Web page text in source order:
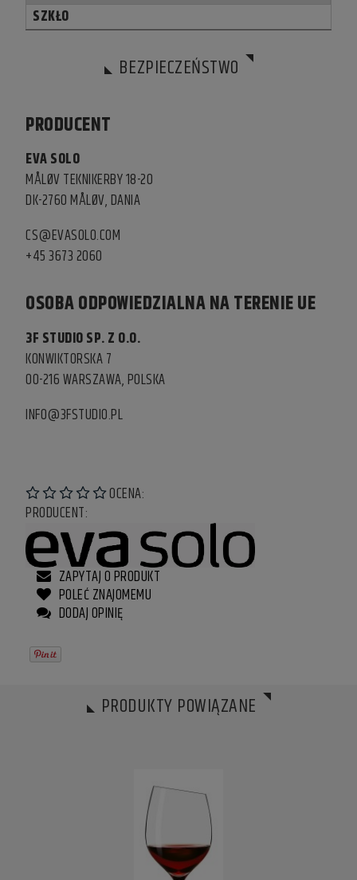
SZKŁO
BEZPIECZEŃSTWO
PRODUCENT
EVA SOLO
MÅLØV TEKNIKERBY 18-20
DK-2760 MÅLØV, DANIA
CS@EVASOLO.COM
+45 3673 2060
OSOBA ODPOWIEDZIALNA NA TERENIE UE
3F STUDIO SP. Z O.O.
KONWIKTORSKA 7
00-216 WARSZAWA, POLSKA
INFO@3FSTUDIO.PL
OCENA:
PRODUCENT:
ZAPYTAJ O PRODUKT
POLEĆ ZNAJOMEMU
DODAJ OPINIĘ
PRODUKTY POWIĄZANE